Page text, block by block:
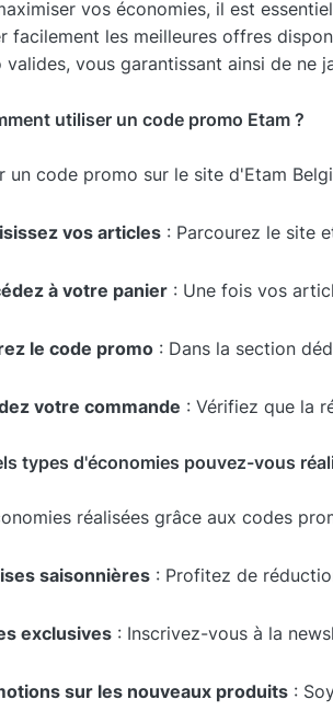
vos économies, il est
facilement les meilleures offres
valides, vous garantissant ainsi de ne
utiliser un code promo Etam ?
un code promo sur le site d'Etam
vos articles : Parcourez le site
à votre panier : Une fois vos
le code promo : Dans la section
votre commande : Vérifiez que la
types d'économies pouvez-vous
réalisées grâce aux codes
saisonnières : Profitez de
exclusives : Inscrivez-vous à la
sur les nouveaux produits :